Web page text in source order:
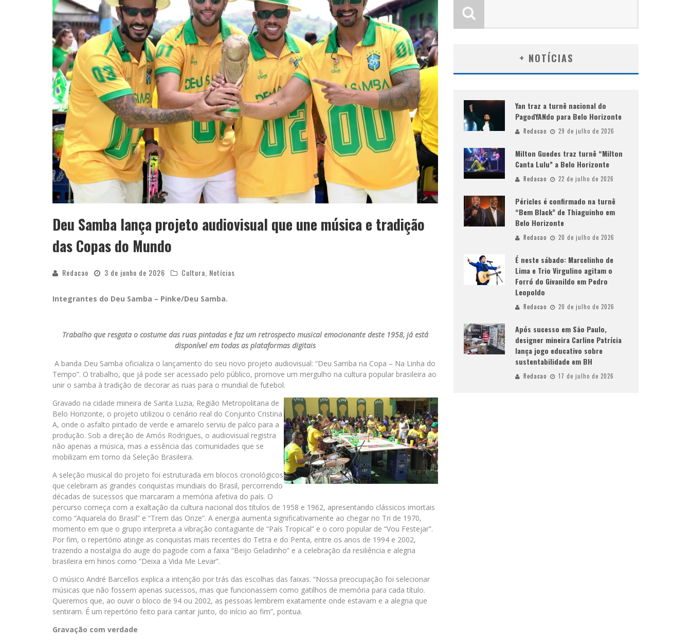
YAN TRAZ A TURNÊ NACIONAL DO PAGODYANDO PARA BELO HORIZONTE
Deu Samba lança projeto audiovisual que une música e tradição
das Copas do Mundo
Redacao 3 de junho de 2026 Cultura Notícias
Integrantes do Deu Samba – Pinke/Deu Samba.
Trabalho que resgata o costume das ruas pintadas e faz um retrospecto musical emocionante deste 1958, já está
disponível em todas as plataformas digitais
A banda Deu Samba oficializa o lançamento do seu novo projeto audiovisual: “Deu Samba na Copa – Na Linha do
Tempo”. O trabalho, que já pode ser acessado pelo público, promove um mergulho na cultura popular brasileira ao
unir o samba à tradição de decorar as ruas para o mundial de futebol.
Gravado na cidade mineira de Santa Luzia, Região Metropolitana de
Belo Horizonte, o projeto utilizou o cenário real do Conjunto Cristina
A, onde o asfalto pintado de verde e amarelo serviu de palco para a
produção. Sob a direção de Amós Rodrigues, o audiovisual registra
não apenas a música, mas a essência das comunidades que se
mobilizam em torno da Seleção Brasileira.
A seleção musical do projeto foi estruturada em blocos cronológicos
que celebram as grandes conquistas mundiais do Brasil, percorrendo
décadas de sucessos que marcaram a memória afetiva do país. O
percurso começa com a exaltação da cultura nacional dos títulos de 1958 e 1962, apresentando clássicos imortais
como “Aquarela do Brasil” e “Trem das Onze”. A energia aumenta significativamente ao chegar no Tri de 1970,
momento em que o grupo interpreta a vibração contagiante de “País Tropical” e o coro popular de “Vou Festejar”.
Por fim, o repertório atinge as conquistas mais recentes do Tetra e do Penta, entre os anos de 1994 e 2002,
trazendo a nostalgia do auge do pagode com a faixa “Beijo Geladinho” e a celebração da resiliência e alegria
brasileira em hinos como “Deixa a Vida Me Levar”.
O músico André Barcellos explica a intenção por trás das escolhas das faixas. “Nossa preocupação foi selecionar
músicas que não fossem apenas sucessos, mas que funcionassem como gatilhos de memória para cada título.
Queremos que, ao ouvir o bloco de 94 ou 2002, as pessoas lembrem exatamente onde estavam e a alegria que
sentiram. É um repertório feito para cantar junto, do início ao fim”, pontua.
Gravação com verdade
+ NOTÍCIAS
Yan traz a turnê nacional do
PagodYANdo para Belo Horizonte
Redacao 29 de julho de 2026
Milton Guedes traz turnê “Milton
Canta Lulu” a Belo Horizonte
Redacao 22 de julho de 2026
Péricles é confirmado na turnê
“Bem Black” de Thiaguinho em
Belo Horizonte
Redacao 20 de julho de 2026
É neste sábado: Marcelinho de
Lima e Trio Virgulino agitam o
Forró do Givanildo em Pedro
Leopoldo
Redacao 20 de julho de 2026
Após sucesso em São Paulo,
designer mineira Carline Patrícia
lança jogo educativo sobre
sustentabilidade em BH
Redacao 17 de julho de 2026